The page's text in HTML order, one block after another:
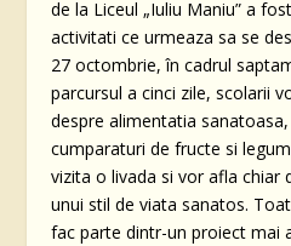
de la Liceul „Iuliu Maniu” a
activitati ce urmeaza sa se
27 octombrie, în cadrul
parcursul a cinci zile, scolarii
despre alimentatia
cumparaturi de fructe si
vizita o livada si vor afla chiar
unui stil de viata sanatos.
fac parte dintr-un proiect mai